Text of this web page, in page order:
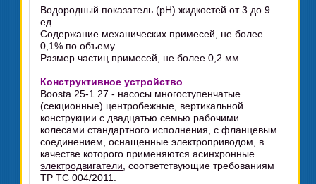
Водородный показатель (pH) жидкостей от 3 до 9
ед.
Содержание механических примесей, не более
0,1% по объему.
Размер частиц примесей, не более 0,2 мм.
Конструктивное устройство
Boosta 25-1 27 - насосы многоступенчатые
(секционные) центробежные, вертикальной
конструкции с двадцатью семью рабочими
колесами стандартного исполнения, с фланцевым
соединением, оснащенные электроприводом, в
качестве которого применяются асинхронные
электродвигатели , соответствующие требованиям
ТР ТС 004/2011.